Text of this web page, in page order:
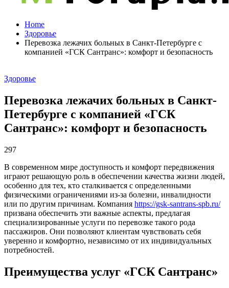
Home
Здоровье
Перевозка лежачих больных в Санкт-Петербурге с
компанией «ГСК Сантранс»: комфорт и безопасность
Здоровье
Перевозка лежачих больных в Санкт-
Петербурге с компанией «ГСК
Сантранс»: комфорт и безопасность
297
В современном мире доступность и комфорт передвижения
играют решающую роль в обеспечении качества жизни людей,
особенно для тех, кто сталкивается с определенными
физическими ограничениями из-за болезни, инвалидности
или по другим причинам. Компания https://gsk-santrans-spb.ru/
призвана обеспечить эти важные аспекты, предлагая
специализированные услуги по перевозке такого рода
пассажиров. Они позволяют клиентам чувствовать себя
уверенно и комфортно, независимо от их индивидуальных
потребностей.
Преимущества услуг «ГСК Сантранс»